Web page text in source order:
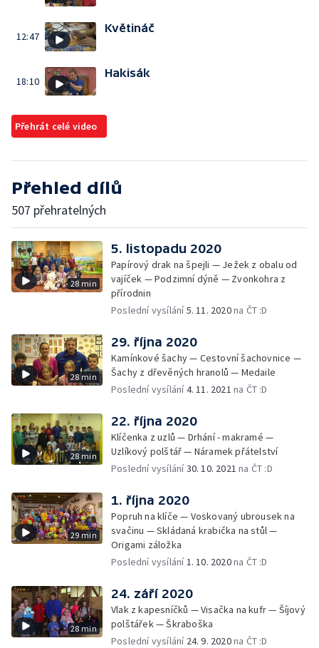
12:47
Květináč
18:10
Hakisák
Přehrát celé video
Přehled dílů
507 přehratelných
28 min
5. listopadu 2020
Papírový drak na špejli — Ježek z obalu od
vajíček — Podzimní dýně — Zvonkohra z
přírodnin
Poslední vysílání5. 11. 2020na ČT :D
28 min
29. října 2020
Kamínkové šachy — Cestovní šachovnice —
Šachy z dřevěných hranolů — Medaile
Poslední vysílání4. 11. 2021 na ČT :D
28 min
22. října 2020
Klíčenka z uzlů — Drhání - makramé —
Uzlíkový polštář — Náramek přátelství
Poslední vysílání30. 10. 2021 na ČT :D
29 min
1. října 2020
Popruh na klíče — Voskovaný ubrousek na
svačinu — Skládaná krabička na stůl —
Origami záložka
Poslední vysílání1. 10. 2020na ČT :D
28 min
24. září 2020
Vlak z kapesníčků — Visačka na kufr — Šíjový
polštářek — Škraboška
Poslední vysílání 24. 9. 2020na ČT :D